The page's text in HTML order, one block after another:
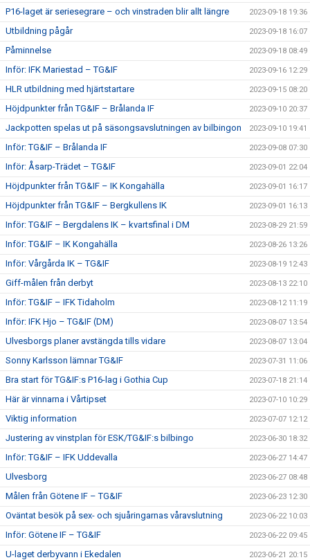
P16-laget är seriesegrare – och vinstraden blir allt längre 2023-09-18 19:36
Utbildning pågår 2023-09-18 16:07
Påminnelse 2023-09-18 08:49
Inför: IFK Mariestad – TG&IF 2023-09-16 12:29
HLR utbildning med hjärtstartare 2023-09-15 08:20
Höjdpunkter från TG&IF – Brålanda IF 2023-09-10 20:37
Jackpotten spelas ut på säsongsavslutningen av bilbingon 2023-09-10 19:41
Inför: TG&IF – Brålanda IF 2023-09-08 07:30
Inför: Åsarp-Trädet – TG&IF 2023-09-01 22:04
Höjdpunkter från TG&IF – IK Kongahälla 2023-09-01 16:17
Höjdpunkter från TG&IF – Bergkullens IK 2023-09-01 16:13
Inför: TG&IF – Bergdalens IK – kvartsfinal i DM 2023-08-29 21:59
Inför: TG&IF – IK Kongahälla 2023-08-26 13:26
Inför: Vårgårda IK – TG&IF 2023-08-19 12:43
Giff-målen från derbyt 2023-08-13 22:10
Inför: TG&IF – IFK Tidaholm 2023-08-12 11:19
Inför: IFK Hjo – TG&IF (DM) 2023-08-07 13:54
Ulvesborgs planer avstängda tills vidare 2023-08-07 13:04
Sonny Karlsson lämnar TG&IF 2023-07-31 11:06
Bra start för TG&IF:s P16-lag i Gothia Cup 2023-07-18 21:14
Här är vinnarna i Vårtipset 2023-07-10 10:29
Viktig information 2023-07-07 12:12
Justering av vinstplan för ESK/TG&IF:s bilbingo 2023-06-30 18:32
Inför: TG&IF – IFK Uddevalla 2023-06-27 14:47
Ulvesborg 2023-06-27 08:48
Målen från Götene IF – TG&IF 2023-06-23 12:30
Oväntat besök på sex- och sjuåringarnas våravslutning 2023-06-22 10:03
Inför: Götene IF – TG&IF 2023-06-22 09:45
U-laget derbyvann i Ekedalen 2023-06-21 20:15